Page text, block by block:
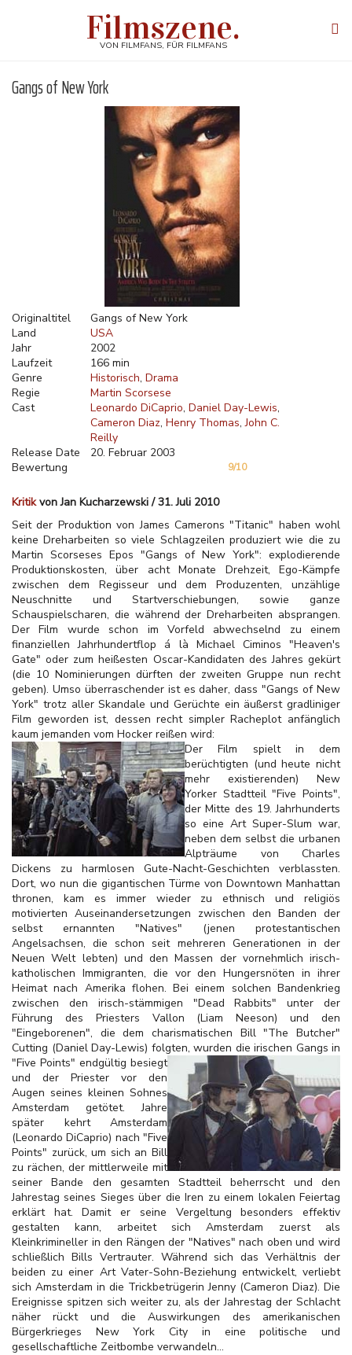
Filmszene.
VON FILMFANS, FÜR FILMFANS
Gangs of New York
Originaltitel
Gangs of New York
Land
USA
Jahr
2002
Laufzeit
166 min
Genre
Historisch Drama
Regie
Martin Scorsese
Cast
Leonardo DiCaprio Daniel Day-Lewis
Cameron Diaz Henry Thomas John C.
Reilly
Release Date
20. Februar 2003
Bewertung
9/10
Kritikvon Jan Kucharzewski / 31. Juli 2010
Seit der Produktion von James Camerons "Titanic" haben wohl
keine Dreharbeiten so viele Schlagzeilen produziert wie die zu
Martin Scorseses Epos "Gangs of New York": explodierende
Produktionskosten, über acht Monate Drehzeit, Ego-Kämpfe
zwischen dem Regisseur und dem Produzenten, unzählige
Neuschnitte und Startverschiebungen, sowie ganze
Schauspielscharen, die während der Dreharbeiten absprangen.
Der Film wurde schon im Vorfeld abwechselnd zu einem
finanziellen Jahrhundertflop á là Michael Ciminos "Heaven's
Gate" oder zum heißesten Oscar-Kandidaten des Jahres gekürt
(die 10 Nominierungen dürften der zweiten Gruppe nun recht
geben). Umso überraschender ist es daher, dass "Gangs of New
York" trotz aller Skandale und Gerüchte ein äußerst gradliniger
Film geworden ist, dessen recht simpler Racheplot anfänglich
kaum jemanden vom Hocker reißen wird:
Der Film spielt in dem
berüchtigten (und heute nicht
mehr existierenden) New
Yorker Stadtteil "Five Points",
der Mitte des 19. Jahrhunderts
so eine Art Super-Slum war,
neben dem selbst die urbanen
Alpträume von Charles
Dickens zu harmlosen Gute-Nacht-Geschichten verblassten.
Dort, wo nun die gigantischen Türme von Downtown Manhattan
thronen, kam es immer wieder zu ethnisch und religiös
motivierten Auseinandersetzungen zwischen den Banden der
selbst ernannten "Natives" (jenen protestantischen
Angelsachsen, die schon seit mehreren Generationen in der
Neuen Welt lebten) und den Massen der vornehmlich irisch-
katholischen Immigranten, die vor den Hungersnöten in ihrer
Heimat nach Amerika flohen. Bei einem solchen Bandenkrieg
zwischen den irisch-stämmigen "Dead Rabbits" unter der
Führung des Priesters Vallon (Liam Neeson) und den
"Eingeborenen", die dem charismatischen Bill "The Butcher"
Cutting (Daniel Day-Lewis) folgten, wurden die irischen Gangs in
"Five Points" endgültig besiegt
und der Priester vor den
Augen seines kleinen Sohnes
Amsterdam getötet. Jahre
später kehrt Amsterdam
(Leonardo DiCaprio) nach "Five
Points" zurück, um sich an Bill
zu rächen, der mittlerweile mit
seiner Bande den gesamten Stadtteil beherrscht und den
Jahrestag seines Sieges über die Iren zu einem lokalen Feiertag
erklärt hat. Damit er seine Vergeltung besonders effektiv
gestalten kann, arbeitet sich Amsterdam zuerst als
Kleinkrimineller in den Rängen der "Natives" nach oben und wird
schließlich Bills Vertrauter. Während sich das Verhältnis der
beiden zu einer Art Vater-Sohn-Beziehung entwickelt, verliebt
sich Amsterdam in die Trickbetrügerin Jenny (Cameron Diaz). Die
Ereignisse spitzen sich weiter zu, als der Jahrestag der Schlacht
näher rückt und die Auswirkungen des amerikanischen
Bürgerkrieges New York City in eine politische und
gesellschaftliche Zeitbombe verwandeln...